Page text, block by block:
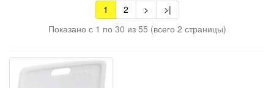
1 2 >
>|
Показано с 1 по 30 из 55 (всего 2 страницы)